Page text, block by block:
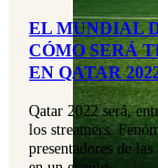
EL MUNDIAL
CÓMO SERÁ
EN QATAR
Qatar 2022 será,
los streamers.
presentadores de